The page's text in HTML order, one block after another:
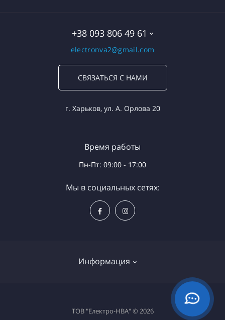
+38 093 806 49 61
electronva2@gmail.com
СВЯЗАТЬСЯ С НАМИ
г. Харьков, ул. А. Орлова 20
Информация
Доставка и оплата
Время работы
Пн-Пт: 09:00 - 17:00
Мы в социальных сетях:
ТОВ "Електро-НВА" © 2026